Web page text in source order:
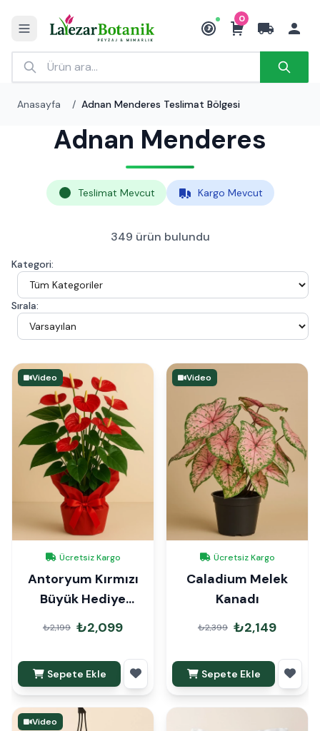
₺
0
Anasayfa / Adnan Menderes Teslimat Bölgesi
Adnan Menderes
Teslimat Mevcut Kargo Mevcut
349 ürün bulundu
Kategori:
Sırala:
Video
Ücretsiz Kargo
Antoryum Kırmızı
Büyük Hediye
Paketli
₺2,199 ₺2,099
Sepete Ekle
Video
Ücretsiz Kargo
Caladium Melek
Kanadı
₺2,399 ₺2,149
Sepete Ekle
Video